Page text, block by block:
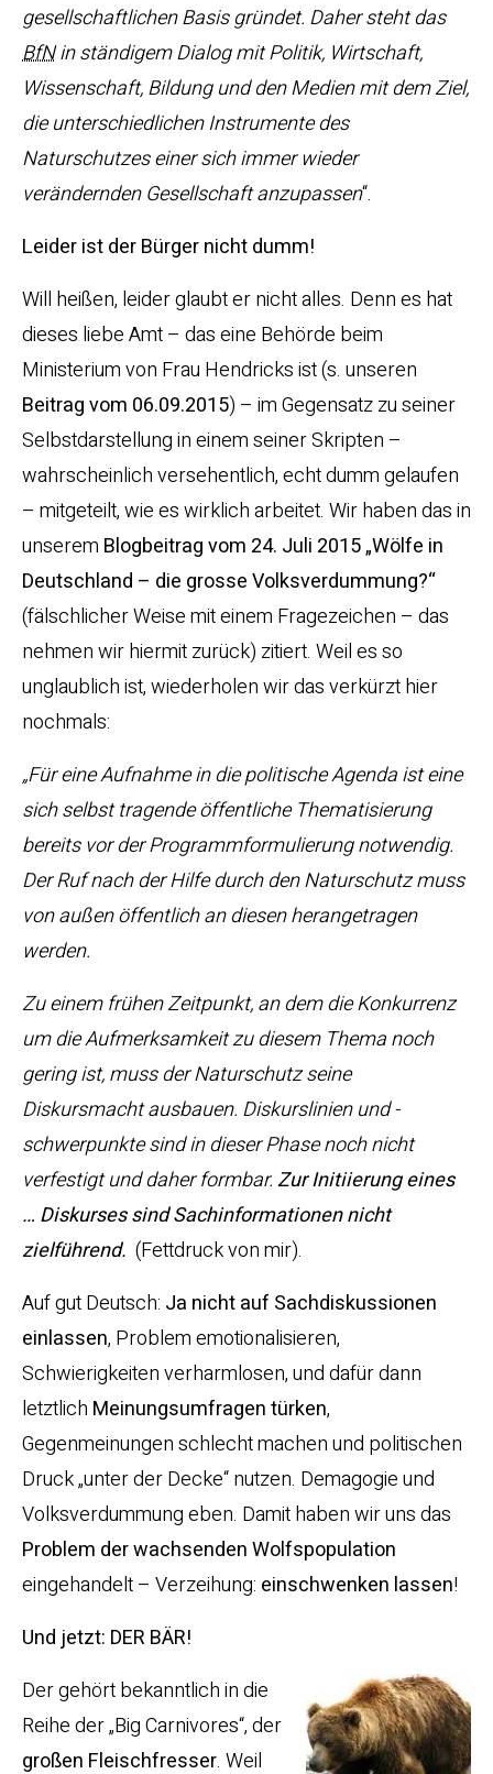
gesellschaftlichen Basis gründet. Daher steht das
BfNin ständigem Dialog mit Politik, Wirtschaft,
Wissenschaft, Bildung und den Medien mit dem Ziel,
die unterschiedlichen Instrumente des
Naturschutzes einer sich immer wieder
verändernden Gesellschaft anzupassen“.
Leider ist der Bürger nicht dumm!
Will heißen, leider glaubt er nicht alles. Denn es hat
dieses liebe Amt – das eine Behörde beim
Ministerium von Frau Hendricks ist (s. unseren
Beitrag vom 06.09.2015) – im Gegensatz zu seiner
Selbstdarstellung in einem seiner Skripten –
wahrscheinlich versehentlich, echt dumm gelaufen
– mitgeteilt, wie es wirklich arbeitet. Wir haben das in
unserem Blogbeitrag vom 24. Juli 2015 „Wölfe in
Deutschland – die grosse Volksverdummung?“
(fälschlicher Weise mit einem Fragezeichen – das
nehmen wir hiermit zurück) zitiert. Weil es so
unglaublich ist, wiederholen wir das verkürzt hier
nochmals:
„Für eine Aufnahme in die politische Agenda ist eine
sich selbst tragende öffentliche Thematisierung
bereits vor der Programmformulierung notwendig.
Der Ruf nach der Hilfe durch den Naturschutz muss
von außen öffentlich an diesen herangetragen
werden.
Zu einem frühen Zeitpunkt, an dem die Konkurrenz
um die Aufmerksamkeit zu diesem Thema noch
gering ist, muss der Naturschutz seine
Diskursmacht ausbauen. Diskurslinien und -
schwerpunkte sind in dieser Phase noch nicht
verfestigt und daher formbar.Zur Initiierung eines
… Diskurses sind Sachinformationen nicht
zielführend. (Fettdruck von mir).
Auf gut Deutsch: Ja nicht auf Sachdiskussionen
einlassen, Problem emotionalisieren,
Schwierigkeiten verharmlosen, und dafür dann
letztlich Meinungsumfragen türken,
Gegenmeinungen schlecht machen und politischen
Druck „unter der Decke“ nutzen. Demagogie und
Volksverdummung eben. Damit haben wir uns das
Problem der wachsenden Wolfspopulation
eingehandelt – Verzeihung: einschwenken lassen!
Und jetzt: DER BÄR!
Der gehört bekanntlich in die
Reihe der „Big Carnivores“, der
großen Fleischfresser. Weil